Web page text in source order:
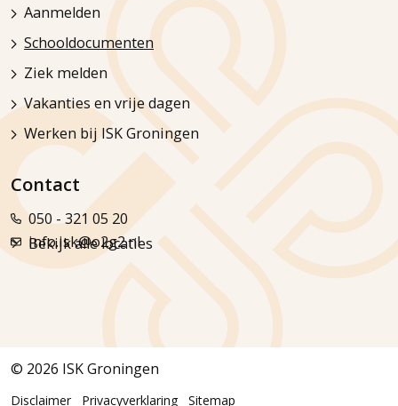
Aanmelden
Schooldocumenten
Ziek melden
Vakanties en vrije dagen
Werken bij ISK Groningen
Contact
050 - 321 05 20
info.isk@o2g2.nl
Bekijk alle locaties
© 2026 ISK Groningen
Disclaimer Privacyverklaring Sitemap